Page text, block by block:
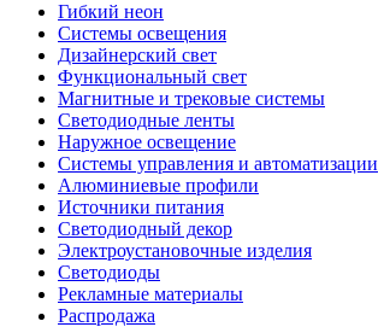
Гибкий неон
Системы освещения
Дизайнерский свет
Функциональный свет
Магнитные и трековые системы
Светодиодные ленты
Наружное освещение
Системы управления и автоматизации
Алюминиевые профили
Источники питания
Светодиодный декор
Электроустановочные изделия
Светодиоды
Рекламные материалы
Распродажа